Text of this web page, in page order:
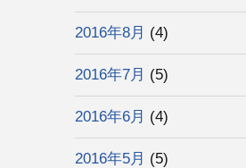
2016年8月 (4)
2016年7月 (5)
2016年6月 (4)
2016年5月 (5)